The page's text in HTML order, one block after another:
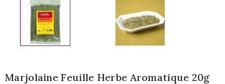
Marjolaine Feuille Herbe Aromatique 20g